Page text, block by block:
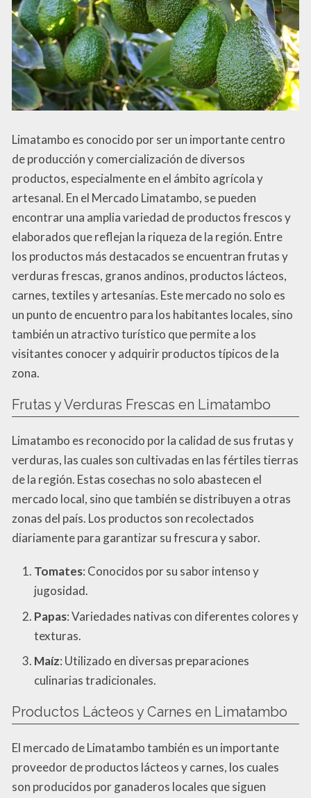
Limatambo es conocido por ser un importante centro
de producción y comercialización de diversos
productos, especialmente en el ámbito agrícola y
artesanal. En el Mercado Limatambo, se pueden
encontrar una amplia variedad de productos frescos y
elaborados que reflejan la riqueza de la región. Entre
los productos más destacados se encuentran frutas y
verduras frescas, granos andinos, productos lácteos,
carnes, textiles y artesanías. Este mercado no solo es
un punto de encuentro para los habitantes locales, sino
también un atractivo turístico que permite a los
visitantes conocer y adquirir productos típicos de la
zona.
Frutas y Verduras Frescas en Limatambo
Limatambo es reconocido por la calidad de sus frutas y
verduras, las cuales son cultivadas en las fértiles tierras
de la región. Estas cosechas no solo abastecen el
mercado local, sino que también se distribuyen a otras
zonas del país. Los productos son recolectados
diariamente para garantizar su frescura y sabor.
Tomates: Conocidos por su sabor intenso y
jugosidad.
Papas: Variedades nativas con diferentes colores y
texturas.
Maíz: Utilizado en diversas preparaciones
culinarias tradicionales.
Productos Lácteos y Carnes en Limatambo
El mercado de Limatambo también es un importante
proveedor de productos lácteos y carnes, los cuales
son producidos por ganaderos locales que siguen